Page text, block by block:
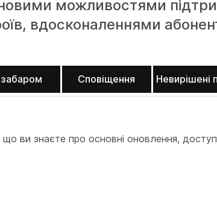
можливостями
вдосконаленнями
Сповіщення Невирішені
ви знаєте про основні оновлення,